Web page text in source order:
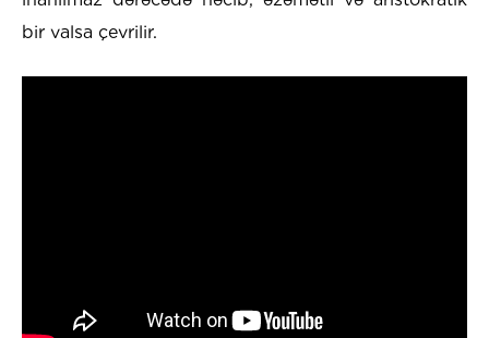
bir valsa çevrilir.